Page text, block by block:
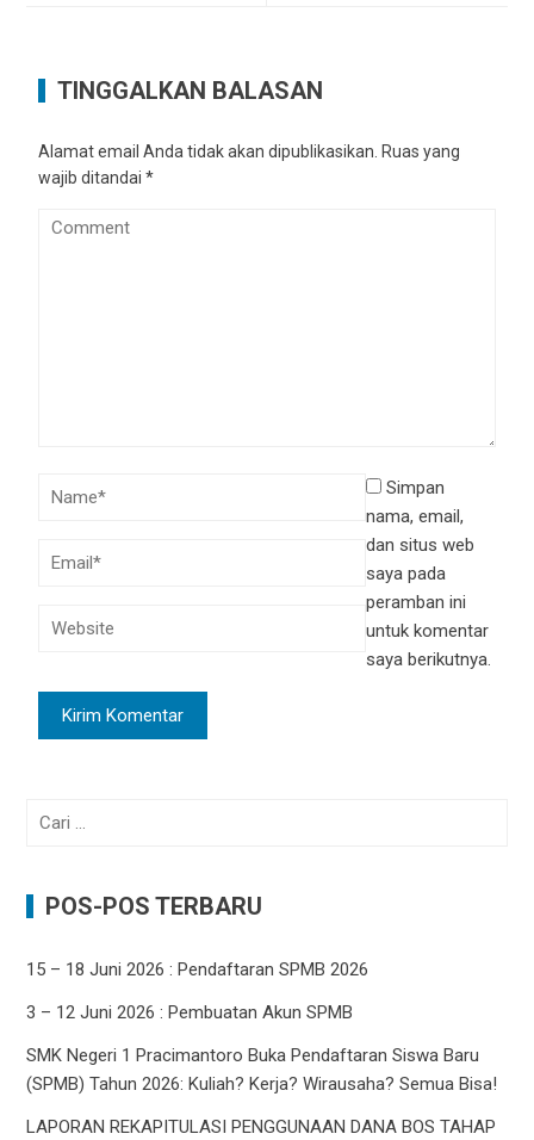
TINGGALKAN BALASAN
Alamat email Anda tidak akan dipublikasikan. Ruas yang
wajib ditandai*
Simpan
nama, email,
dan situs web
saya pada
peramban ini
untuk komentar
saya berikutnya.
Cari
POS-POS TERBARU
15 – 18 Juni 2026 : Pendaftaran SPMB 2026
3 – 12 Juni 2026 : Pembuatan Akun SPMB
SMK Negeri 1 Pracimantoro Buka Pendaftaran Siswa Baru
(SPMB) Tahun 2026: Kuliah? Kerja? Wirausaha? Semua Bisa!
LAPORAN REKAPITULASI PENGGUNAAN DANA BOS TAHAP